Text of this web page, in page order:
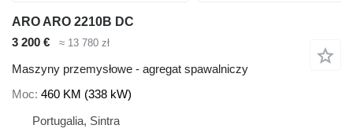
ARO ARO 2210B DC
3 200 €
≈ 13 780 zł
Maszyny przemysłowe - agregat spawalniczy
Moc 460 KM (338 kW)
Portugalia, Sintra